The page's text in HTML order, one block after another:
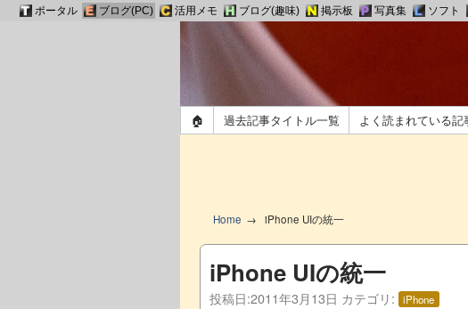
🏠 過去記事タイトル一覧 よく読まれている記
Home iPhone UIの統一
iPhone UIの統一
投稿日:2011年3月13日 カテゴリ: iPhone
ポータル ブログ(PC) 活用メモ ブログ(趣味) 掲示板 写真集 ソフト